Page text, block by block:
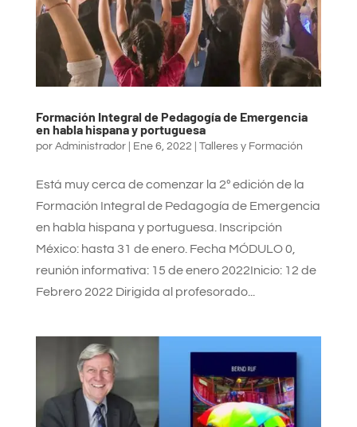
Formación Integral de Pedagogía de Emergencia
en habla hispana y portuguesa
por Administrador| Ene 6, 2022 Talleres y Formación
Está muy cerca de comenzar la 2º edición de la
Formación Integral de Pedagogía de Emergencia
en habla hispana y portuguesa. Inscripción
México: hasta 31 de enero. Fecha MÓDULO 0,
reunión informativa: 15 de enero 2022Inicio: 12 de
Febrero 2022 Dirigida al profesorado...